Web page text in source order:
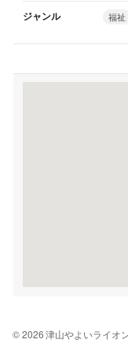
ジャンル 福祉
© 2026 津山やよいライオ